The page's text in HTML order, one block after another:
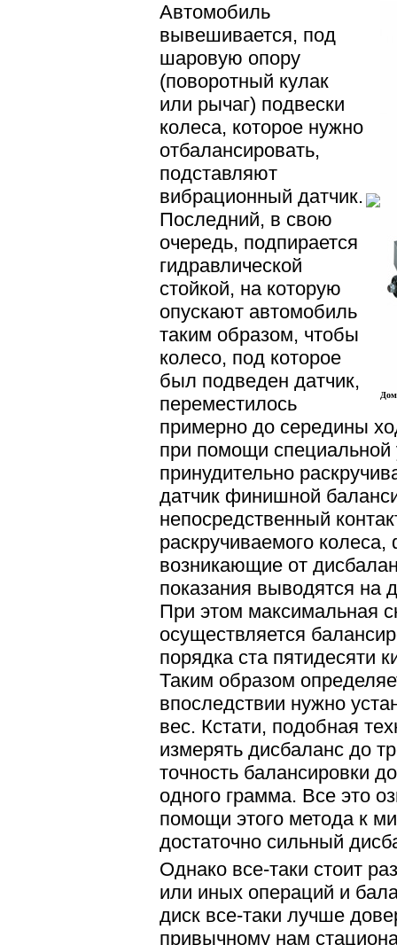
Автомобиль
вывешивается, под
шаровую опору
(поворотный кулак
или рычаг) подвески
колеса, которое нужно
отбалансировать,
подставляют
вибрационный датчик.
Последний, в свою
очередь, подпирается
гидравлической
стойкой, на которую
опускают автомобиль
таким образом, чтобы
колесо, под которое
был подведен датчик,
переместилось
примерно до середины
при помощи специальной
принудительно
датчик финишной
непосредственный
раскручиваемого
возникающие от
показания выводятся на
При этом максимальная
осуществляется
порядка ста пятидесяти
Таким образом
впоследствии нужно
вес. Кстати, подобная
измерять дисбаланс до
точность балансировки
одного грамма. Все это
помощи этого метода к
достаточно сильный
Однако все-таки стоит
или иных операций и
диск все-таки лучше
привычному нам